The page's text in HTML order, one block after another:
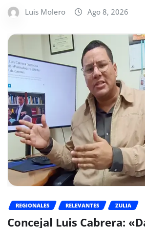
Luis Molero Ago 8, 2026
REGIONALES RELEVANTES ZULIA
Concejal Luis Cabrera: